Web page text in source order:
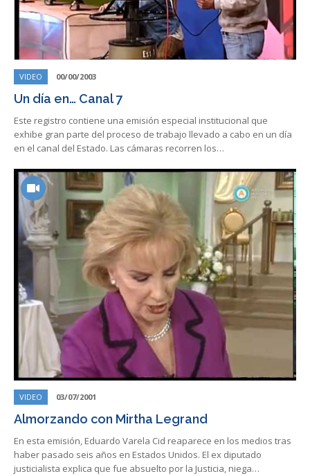
VIDEO 00/00/2003
Un día en… Canal 7
Este registro contiene una emisión especial institucional que
exhibe gran parte del proceso de trabajo llevado a cabo en un día
en el canal del Estado. Las cámaras recorren los…
VIDEO 03/07/2001
Almorzando con Mirtha Legrand
En esta emisión, Eduardo Varela Cid reaparece en los medios tras
haber pasado seis años en Estados Unidos. El ex diputado
justicialista explica que fue absuelto por la Justicia, niega…